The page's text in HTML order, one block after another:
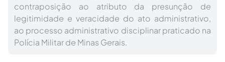
contraposição ao atributo da presunção de
legitimidade e veracidade do ato administrativo,
ao processo administrativo disciplinar praticado na
Polícia Militar de Minas Gerais.